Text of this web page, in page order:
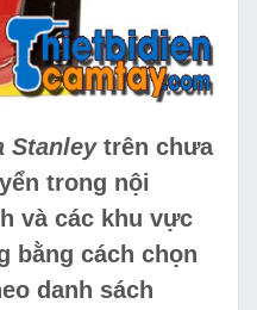
Stanleytrên chưa
trong nội
và các khu vực
bằng cách chọn
danh sách